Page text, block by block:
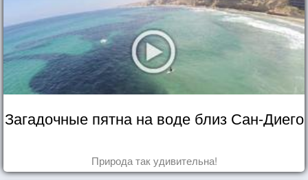
Загадочные пятна на воде близ Сан-Диего
Природа так удивительна!